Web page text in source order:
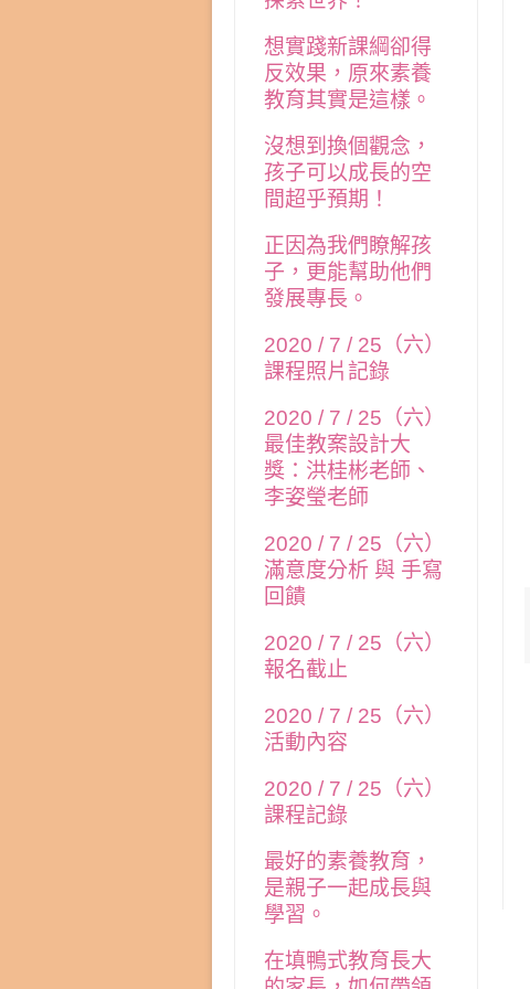
想實踐新課綱卻得
反效果，原來素養
教育其實是這樣。
沒想到換個觀念，
孩子可以成長的空
間超乎預期！
正因為我們瞭解孩
子，更能幫助他們
發展專長。
2020 / 7 / 25（六）
課程照片記錄
2020 / 7 / 25（六）
最佳教案設計大
獎：洪桂彬老師、
李姿瑩老師
2020 / 7 / 25（六）
滿意度分析 與 手寫
回饋
2020 / 7 / 25（六）
報名截止
2020 / 7 / 25（六）
活動內容
2020 / 7 / 25（六）
課程記錄
最好的素養教育，
是親子一起成長與
學習。
在填鴨式教育長大